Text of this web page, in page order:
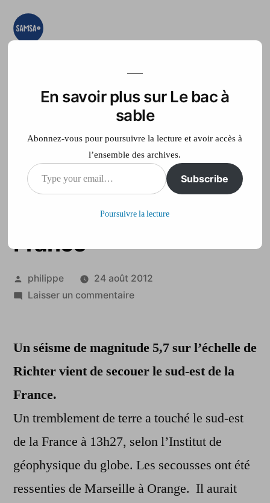
Aller
teste, on expérimente
Accueil France Télé
Tremblement de terre
dans le sud-est de la
France
Publié
par
philippe
24 août 2012
Laisser un commentairesur
terre
le
la
France
Un séisme de magnitude 5,7 sur l’échelle de
Richter vient de secouer le sud-est de la
France.
Un tremblement de terre a touché le sud-est
de la France à 13h27, selon l’Institut de
géophysique du globe. Les secousses ont été
ressenties de Marseille à Orange. Il aurait
En savoir plus sur Le bac à
sable
Abonnez-vous pour poursuivre la lecture et avoir accès à
l’ensemble des archives.
Type
your
Subscribe
Poursuivre la lecture